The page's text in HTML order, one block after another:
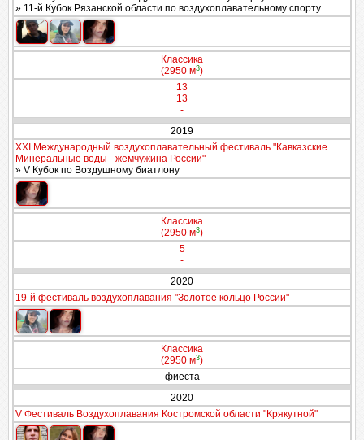
» 11-й Кубок Рязанской области по воздухоплавательному спорту
Классика
(2950 м3)
13
13
-
2019
XXI Международный воздухоплавательный фестиваль "Кавказские
Минеральные воды - жемчужина России"
» V Кубок по Воздушному биатлону
Классика
(2950 м3)
5
-
2020
19-й фестиваль воздухоплавания "Золотое кольцо России"
Классика
(2950 м3)
фиеста
2020
V Фестиваль Воздухоплавания Костромской области "Крякутной"